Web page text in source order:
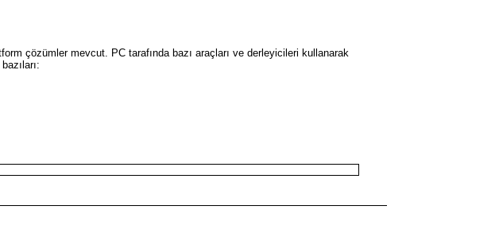
çözümler mevcut. PC tarafında bazı araçları ve derleyicileri kullanarak